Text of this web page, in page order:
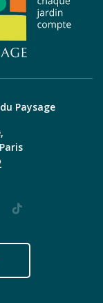
Paysage
Tiktok